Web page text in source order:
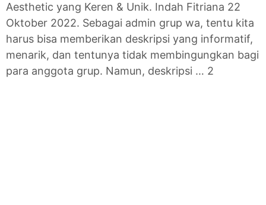
Aesthetic yang Keren & Unik. Indah Fitriana 22
Oktober 2022. Sebagai admin grup wa, tentu kita
harus bisa memberikan deskripsi yang informatif,
menarik, dan tentunya tidak membingungkan bagi
para anggota grup. Namun, deskripsi … 2